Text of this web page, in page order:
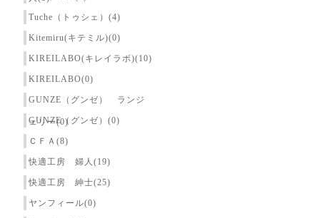
Tuche（トゥシェ）(4)
Kitemiru(キテミル)(0)
KIREILABO(キレイラボ)(10)
KIREILABO(0)
GUNZE（グンゼ） ランジ
ェリー(0)
GUNZE（グンゼ）(0)
ＣＦＡ(8)
快適工房 婦人(19)
快適工房 紳士(25)
ヤンフィール(0)